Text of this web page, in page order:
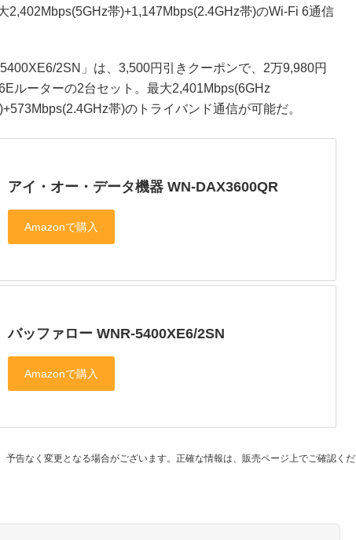
2,402Mbps(5GHz帯)+1,147Mbps(2.4GHz帯)のWi-Fi 6通信
2SN」は、3,500円引きクーポンで、2万9,980円
ルーターの2台セット。最大2,401Mbps(6GHz
帯)のトライバンド通信が可能だ。
アイ・オー・データ機器 WN-DAX3600QR
バッファロー WNR-5400XE6/2SN
告なく変更となる場合がございます。正確な情報は、販売ページ上でご確認くだ